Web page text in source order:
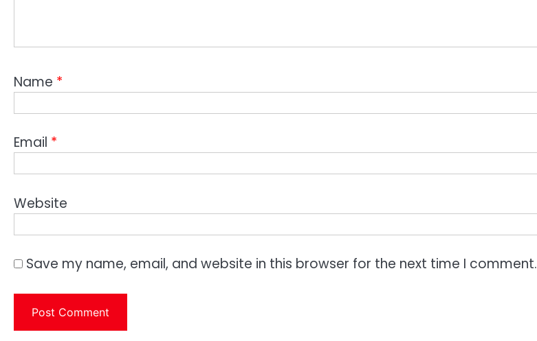
Name *
Email *
Website
Save my name, email, and website in this browser for the next time I comment.